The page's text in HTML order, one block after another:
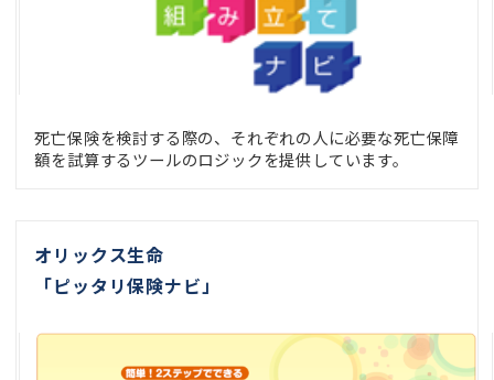
死亡保険を検討する際の、それぞれの人に必要な死亡保障
額を試算するツールのロジックを提供しています。
オリックス生命
「ピッタリ保険ナビ」